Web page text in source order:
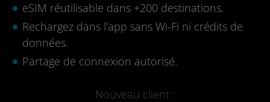
eSIM réutilisable dans +200 destinations.
Rechargez dans l'app sans Wi-Fi ni crédits de
données.
Partage de connexion autorisé.
Nouveau client :